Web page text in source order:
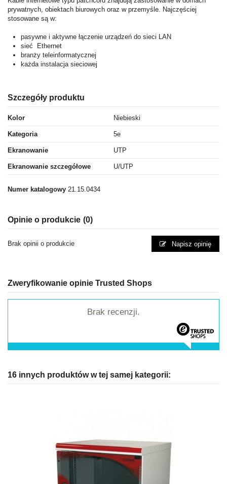
prywatnych, obiektach biurowych oraz w przemyśle. Najczęściej
stosowane są w:
pasywne i aktywne łączenie urządzeń do sieci LAN
sieć Ethernet
branży teleinformatycznej
każda instalacja sieciowej
Szczegóły produktu
Kolor Niebieski
Kategoria 5e
Ekranowanie UTP
Ekranowanie szczegółowe U/UTP
Numer katalogowy 21.15.0434
Opinie o produkcie (0)
Brak opinii o produkcie Napisz opinię
Zweryfikowanie opinie Trusted Shops
Brak recenzji.
16 innych produktów w tej samej kategorii: